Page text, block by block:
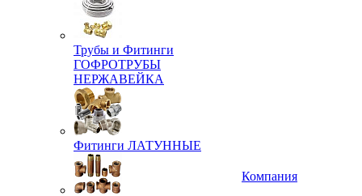
Трубы и Фитинги
ГОФРОТРУБЫ
НЕРЖАВЕЙКА
Фитинги ЛАТУННЫЕ
Компания